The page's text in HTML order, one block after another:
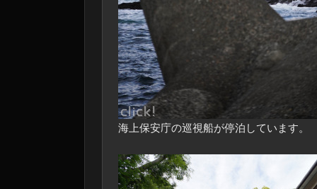
海上保安庁の巡視船が停泊しています。